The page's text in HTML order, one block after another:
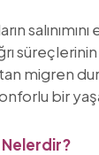
migren
bir